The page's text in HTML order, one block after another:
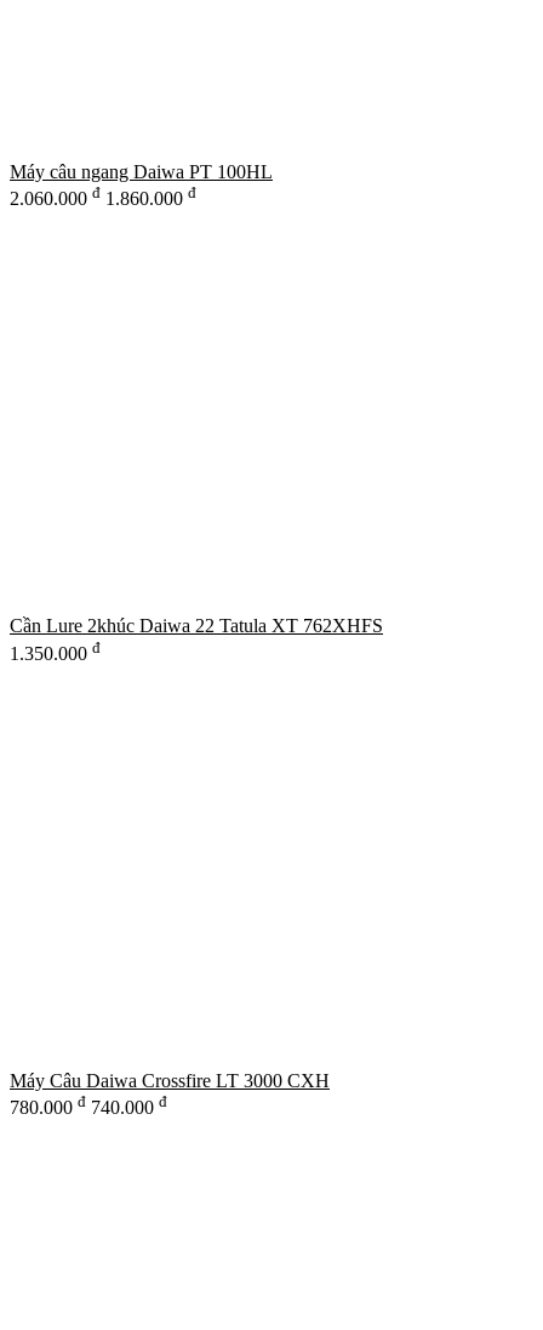
Máy câu ngang Daiwa PT 100HL
2.060.000 đ 1.860.000 đ
Cần Lure 2khúc Daiwa 22 Tatula XT 762XHFS
1.350.000 đ
Máy Câu Daiwa Crossfire LT 3000 CXH
780.000 đ 740.000 đ